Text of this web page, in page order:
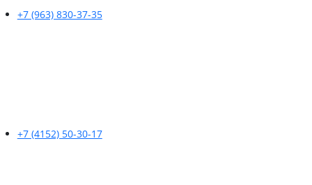
+7 (963) 830-37-35
+7 (4152) 50-30-17